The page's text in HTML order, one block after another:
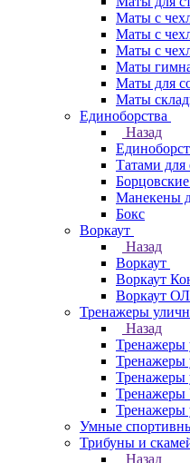
Маты с
Маты с
Маты с
Маты
Маты для
Маты
Единоборства
Назад
Татами для
Манекены
Бокс
Воркаут
Назад
Воркаут
Воркаут
Воркаут
Тренажеры
Назад
Тренажеры
Тренажеры
Умные
Трибуны и
Назад